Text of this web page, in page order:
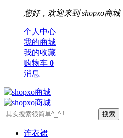
您好，欢迎来到 shopxo商城
个人中心
我的商城
我的收藏
购物车 0
消息
连衣裙